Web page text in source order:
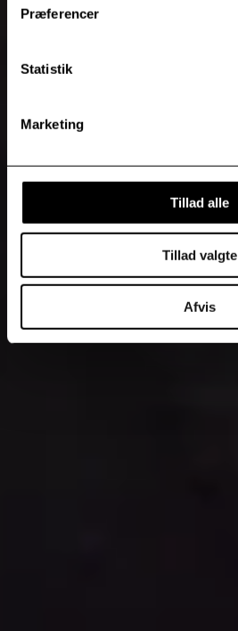
Præferencer
Statistik
Marketing
Tillad alle
Tillad valgte
Afvis